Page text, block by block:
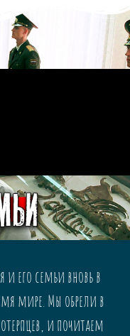
и его семьи вновь в
мире. Мы обрели в
и почитаем